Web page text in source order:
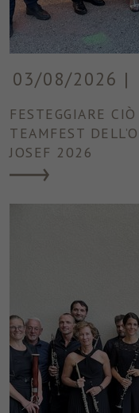
03/08/2026 |
FESTEGGIARE
TEAMFEST
JOSEF 2026